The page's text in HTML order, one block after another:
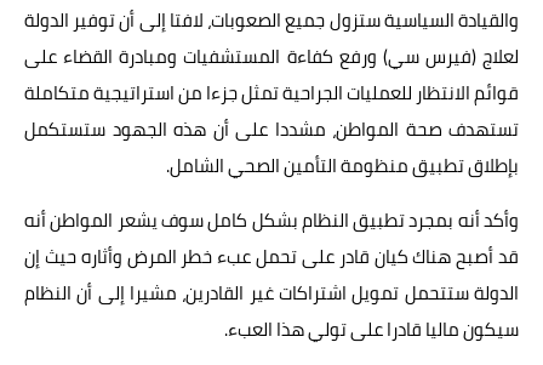
والقيادة السياسية ستزول جميع الصعوبات، لافتا إلى أن توفير الدولة
لعلاج (فيرس سي) ورفع كفاءة المستشفيات ومبادرة القضاء على
قوائم الانتظار للعمليات الجراحية تمثل جزءا من استراتيجية متكاملة
تستهدف صحة المواطن، مشددا على أن هذه الجهود ستستكمل
بإطلاق تطبيق منظومة التأمين الصحي الشامل.
وأكد أنه بمجرد تطبيق النظام بشكل كامل سوف يشعر المواطن أنه
قد أصبح هناك كيان قادر على تحمل عبء خطر المرض وأثاره حيث إن
الدولة ستتحمل تمويل اشتراكات غير القادرين، مشيرا إلى أن النظام
سيكون ماليا قادرا على تولي هذا العبء.